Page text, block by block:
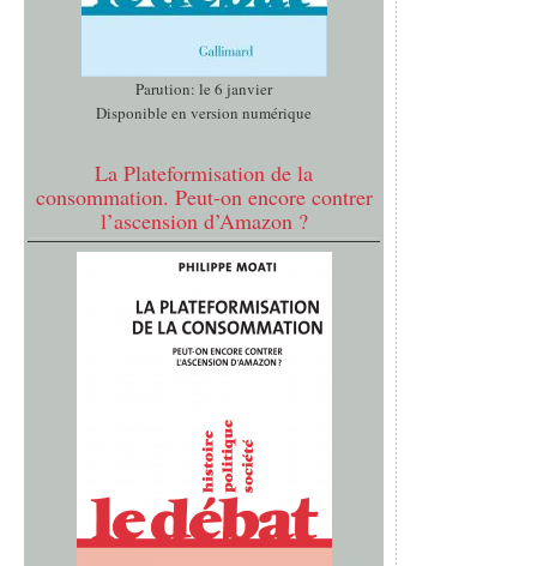
Parution: le 6 janvier
Disponible en version numérique
La Plateformisation de la
consommation. Peut-on encore contrer
l’ascension d’Amazon ?